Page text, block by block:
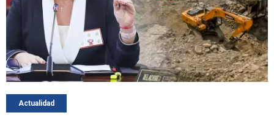
Actualidad